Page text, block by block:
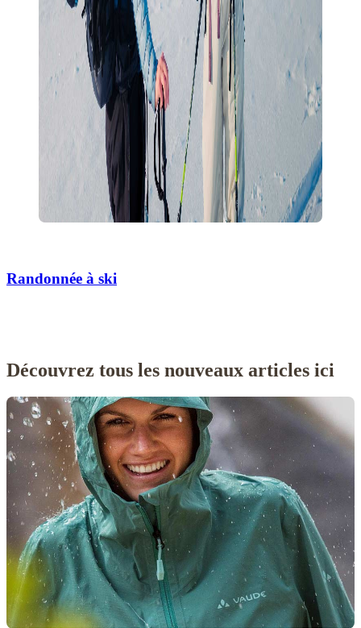
Randonnée à ski
Découvrez tous les nouveaux articles ici